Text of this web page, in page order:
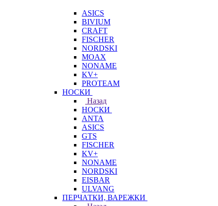
ASICS
BIVIUM
CRAFT
FISCHER
NORDSKI
MOAX
NONAME
KV+
PROTEAM
НОСКИ
Назад
НОСКИ
ANTA
ASICS
GTS
FISCHER
KV+
NONAME
NORDSKI
EISBAR
ULVANG
ПЕРЧАТКИ, ВАРЕЖКИ